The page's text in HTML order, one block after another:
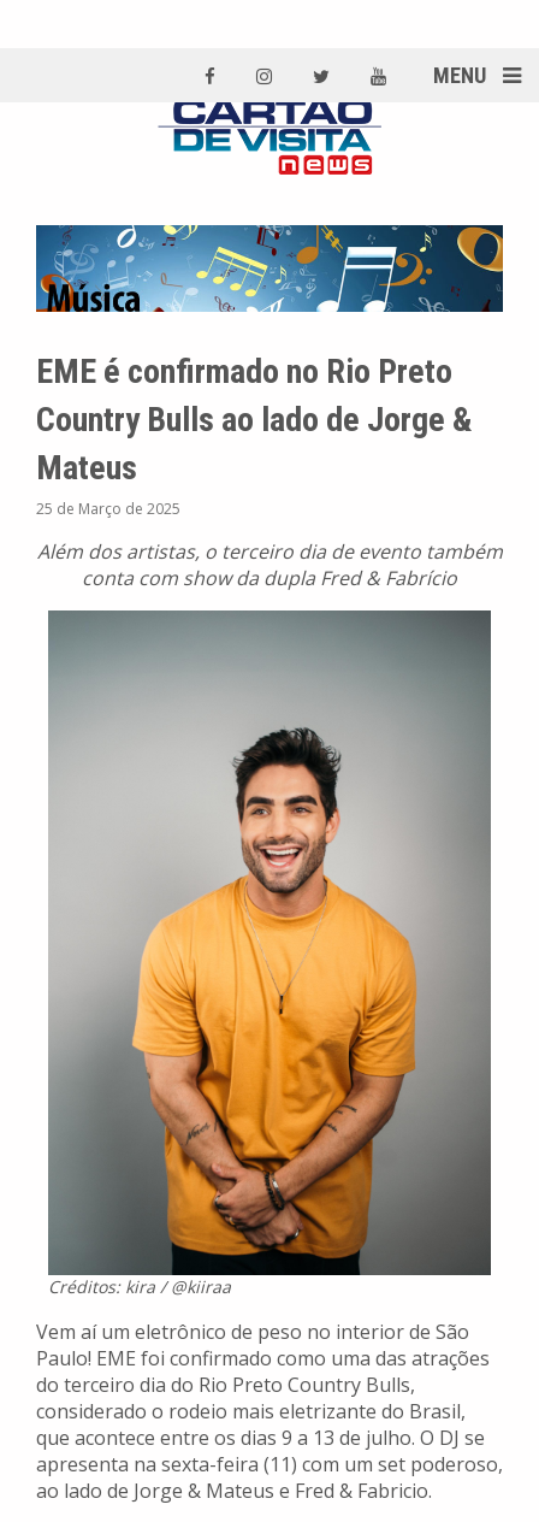
MENU
EME é confirmado no Rio Preto
Country Bulls ao lado de Jorge &
Mateus
25 de Março de 2025
Além dos artistas, o terceiro dia de evento também
conta com show da dupla Fred & Fabrício
Créditos: kira / @kiiraa
Vem aí um eletrônico de peso no interior de São
Paulo! EME foi confirmado como uma das atrações
do terceiro dia do Rio Preto Country Bulls,
considerado o rodeio mais eletrizante do Brasil,
que acontece entre os dias 9 a 13 de julho. O DJ se
apresenta na sexta-feira (11) com um set poderoso,
ao lado de Jorge & Mateus e Fred & Fabricio.